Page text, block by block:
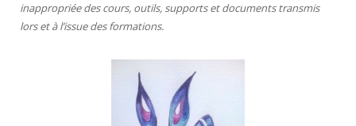
inappropriée des cours, outils, supports et documents transmis
lors et à l’issue des formations.